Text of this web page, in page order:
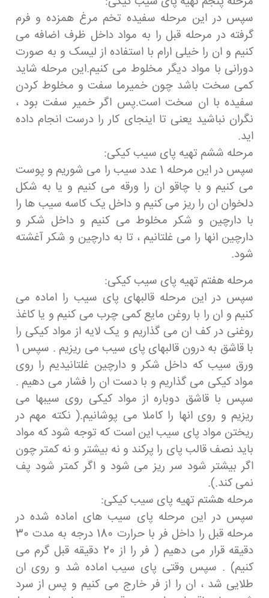
سپس در این مرحله سفیده تخم مرغ همزده و فرم
گرفته در مرحله قبل را به مواد داخل ظرف اضافه می
کنیم و ان را خیلی ارام با استفاده از لیسک و به صورت
دورانی با مواد دیگر مخلوط می کنیم.این مرحله شاید
کمی سخت باشد چون خمیرما سفت و مخلوط کردن
سفیده با ان سخت است.پس اگر خمیر سفت بود ،
نگران نباشید یعنی تا اینجای کار را درست انجام داده
اید.
مرحله ششم تهیه پای سیب کیکی:
سپس در این مرحله 1 عدد سیب را می شوریم و پوست
می کنیم و با چاقو ان را ورقه می کنیم و یا به شکل
دلخوان ان را ریز می کنیم و داخل یک کاسه سیب ها را
با دارچین و شکر مخلوط می کنیم و داخل شکر و
دارچین انها را می غلتانیم ، تا به دارچین و شکر آغشته
شود.
مرحله هفتم تهیه پای سیب کیکی:
سپس در این مرحله قالبهای پای سیب را اماده می
کنیم و ان را با روغن مایع کمی چرب می کنیم و یا کاغذ
روغنی در کف ان می گذاریم و یک لایه از مواد کیکی را
با قاشق به درون قالبهای پای سیب می ریزیم . سپس 1
ورق سیب که داخل شکر و دارچین غلتانیدیم را روی
مواد کیکی می گذاریم و با دست ان را فشار می دهیم .
سپس با قاشق دوباره از مواد کیکی روی سیبها می
ریزیم و روی انها را کاملا می پوشانیم.( نکته مهم در
ریختن مواد پای سیب این است که توجه شود که مواد
باید نصف قالب پای را پرکند و نه بیشتر و نه کمتر چون
اگر بیشتر شود سر ریز می شود و اگر کمتر شود پف
نمی کند.).
مرحله هشتم تهیه پای سیب کیکی:
سپس در این مرحله پای سیب های اماده شده در
مرحله قبل را داخل فر با حرارت 180 درجه به مدت 30
دقیقه قرار می دهیم ( فر را از 20 دقیقه قبل گرم می
کنیم) . سپس وقتی پای سیب اماده شد و روی ان
طلایی شد ، ان را از فر خارج می کنیم و پس از سرد